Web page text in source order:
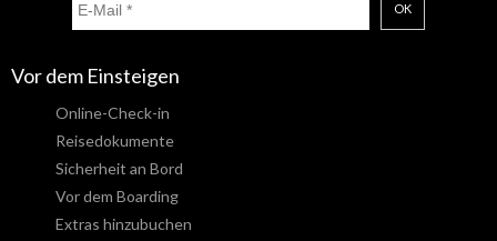
OK
Vor dem Einsteigen
Online-Check-in
Reisedokumente
Sicherheit an Bord
Vor dem Boarding
Extras hinzubuchen